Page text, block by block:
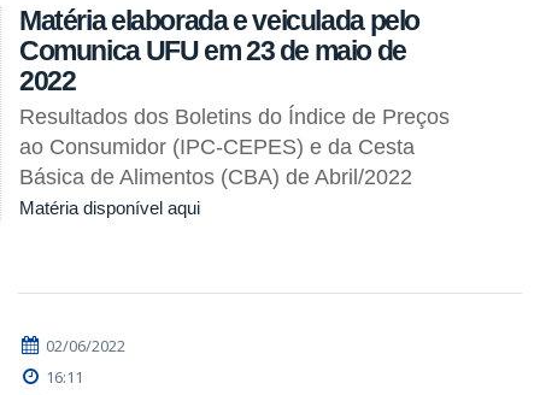
Matéria elaborada e veiculada pelo
Comunica UFU em 23 de maio de
2022
Resultados dos Boletins do Índice de Preços
ao Consumidor (IPC-CEPES) e da Cesta
Básica de Alimentos (CBA) de Abril/2022
Matéria disponível aqui
02/06/2022
16:11